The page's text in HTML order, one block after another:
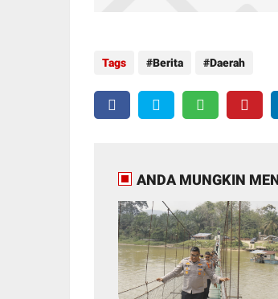
Tags Berita Daerah
ANDA MUNGKIN